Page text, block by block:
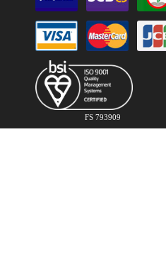
FS 793909